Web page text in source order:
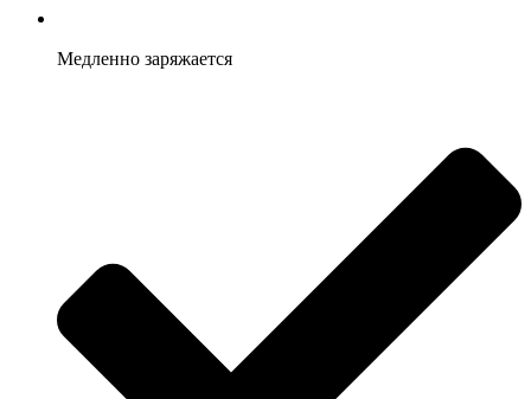
Медленно заряжается